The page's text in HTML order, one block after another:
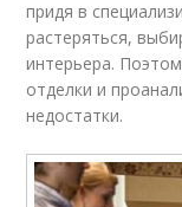
придя в
растеряться,
интерьера.
отделки и
недостатки.